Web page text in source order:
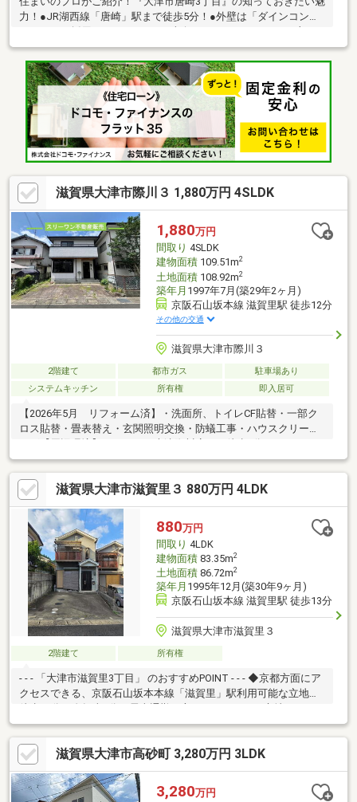
力！●JR湖西線「唐崎」駅まで徒歩5分！●外壁は「ダインコンク
分・和室(約5.0帖)に隣接。サンルーム(約6.8㎡)有。●キッチンは
対面式で、勝手口が設けられています。●ハッピーテラダ唐崎店
まで徒歩1分(約60m)の立地です。●2017年8月リフォーム内容・外
壁塗装・交換：ガスコンロ・レンジフード交換(キッチン)・入替
え：洗面台・トイレ(1階)・浴槽コーティング加工・給湯器交換・
張替え：カーペット(LDK)・ウッドデッキ設置
滋賀県大津市際川３ 1,880万円 4SLDK
1,880万円
間取り 4SLDK
建物面積109.51m2
土地面積108.92m2
築年月 1997年7月(築29年2ヶ月)
京阪石山坂本線 滋賀里駅 徒歩12分
その他の交通
滋賀県大津市際川３
2階建て 都市ガス
駐車場あり
システムキッチン
所有権 即入居可
【2026年5月 リフォーム済】・洗面所、トイレCF貼替・一部ク
ロス貼替・畳表替え・玄関照明交換・防蟻工事・ハウスクリーニ
オキ唐崎店まで徒歩6分・ローソン大津際川三丁目店まで徒歩7
分・フレンドマート唐崎店まで徒歩8分・唐崎小学校まで徒歩7
分・唐崎中学校まで徒歩13分
滋賀県大津市滋賀里３ 880万円 4LDK
880万円
間取り 4LDK
建物面積83.35m2
土地面積86.72m2
築年月 1995年12月(築30年9ヶ月)
京阪石山坂本線 滋賀里駅 徒歩13分
滋賀県大津市滋賀里３
2階建て 所有権
- - - 「大津市滋賀里3丁目」 のおすすめPOINT - - - ◆京都方面にア
クセスできる、京阪石山坂本本線「滋賀里」駅利用可能な立地。
◆４LDK、全居室6.0帖＋収納あり。
滋賀県大津市高砂町 3,280万円 3LDK
3,280万円